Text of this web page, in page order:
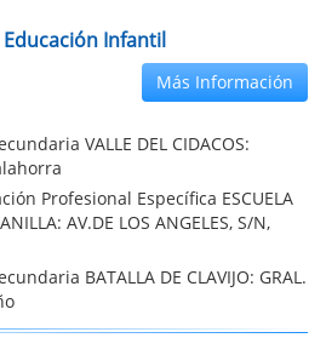
Infantil
Más Información
VALLE DEL CIDACOS:
Profesional Específica ESCUELA
AV.DE LOS ANGELES, S/N,
BATALLA DE CLAVIJO: GRAL.